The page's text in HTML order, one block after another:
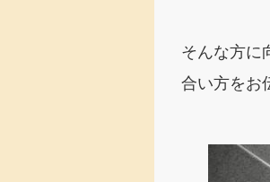
そんな方に
合い方をお